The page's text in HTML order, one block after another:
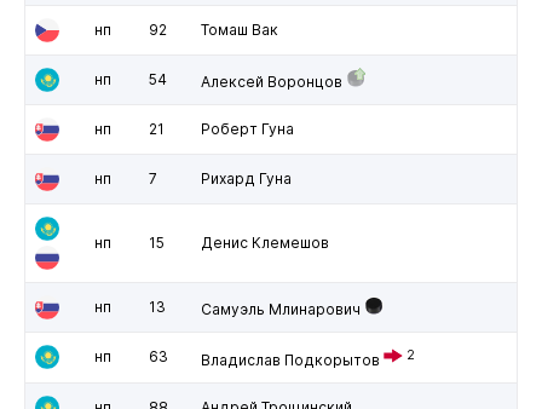
нп 92 Томаш Вак
нп 54 Алексей Воронцов
нп 21 Роберт Гуна
нп 7 Рихард Гуна
нп 15 Денис Клемешов
нп 13 Самуэль Млинарович
нп 63 Владислав Подкорытов 2